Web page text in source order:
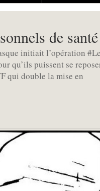
de santé
initiait l’opération #Le
qu’ils puissent se
qui double la mise en